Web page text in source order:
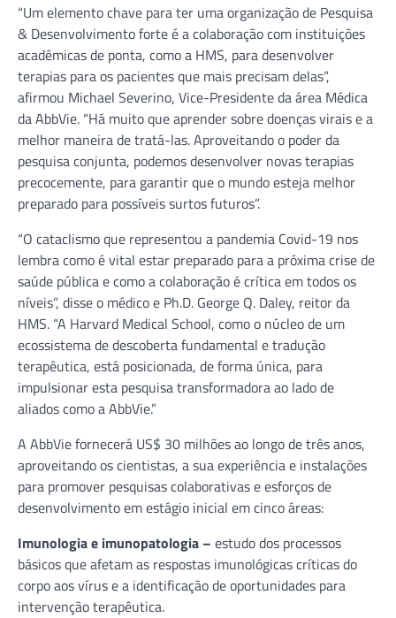
“Um elemento chave para ter uma organização de Pesquisa
& Desenvolvimento forte é a colaboração com instituições
acadêmicas de ponta, como a HMS, para desenvolver
terapias para os pacientes que mais precisam delas”,
afirmou Michael Severino, Vice-Presidente da área Médica
da AbbVie. “Há muito que aprender sobre doenças virais e a
melhor maneira de tratá-las. Aproveitando o poder da
pesquisa conjunta, podemos desenvolver novas terapias
precocemente, para garantir que o mundo esteja melhor
preparado para possíveis surtos futuros”.
“O cataclismo que representou a pandemia Covid-19 nos
lembra como é vital estar preparado para a próxima crise de
saúde pública e como a colaboração é crítica em todos os
níveis”, disse o médico e Ph.D. George Q. Daley, reitor da
HMS. “A Harvard Medical School, como o núcleo de um
ecossistema de descoberta fundamental e tradução
terapêutica, está posicionada, de forma única, para
impulsionar esta pesquisa transformadora ao lado de
aliados como a AbbVie.”
A AbbVie fornecerá US$ 30 milhões ao longo de três anos,
aproveitando os cientistas, a sua experiência e instalações
para promover pesquisas colaborativas e esforços de
desenvolvimento em estágio inicial em cinco áreas:
Imunologia e imunopatologia – estudo dos processos
básicos que afetam as respostas imunológicas críticas do
corpo aos vírus e a identificação de oportunidades para
intervenção terapêutica.